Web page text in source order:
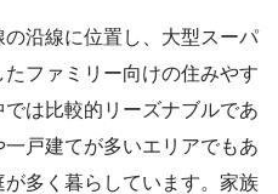
沿線に位置し、大型スーパ
ファミリー向けの住みやす
は比較的リーズナブルであ
戸建てが多いエリアでもあ
多く暮らしています。家族